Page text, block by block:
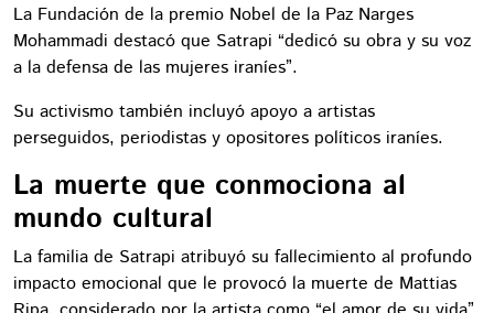
La Fundación de la premio Nobel de la Paz Narges
Mohammadi destacó que Satrapi “dedicó su obra y su voz
a la defensa de las mujeres iraníes”.
Su activismo también incluyó apoyo a artistas
perseguidos, periodistas y opositores políticos iraníes.
La muerte que conmociona al
mundo cultural
La familia de Satrapi atribuyó su fallecimiento al profundo
impacto emocional que le provocó la muerte de Mattias